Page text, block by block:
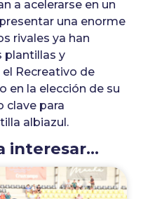
a acelerarse en un
una enorme
rivales ya han
plantillas y
Recreativo de
en la elección de su
clave para
albiazul.
interesar...